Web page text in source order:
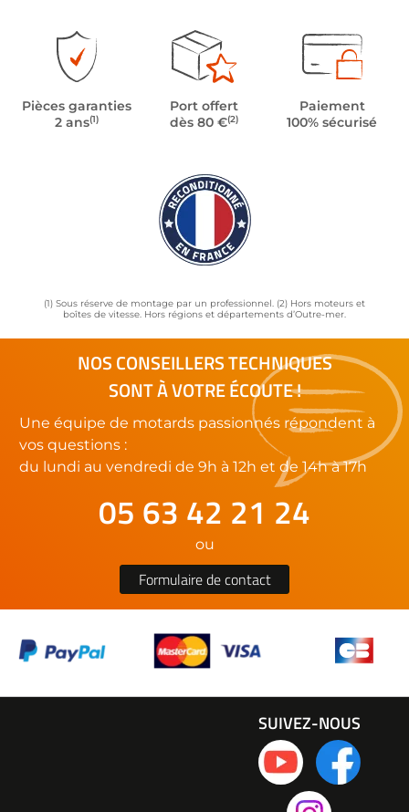
Pièces garanties
2 ans(1)
Port offert
dès 80 €(2)
Paiement
100% sécurisé
(1) Sous réserve de montage par un professionnel. (2) Hors moteurs et
boîtes de vitesse. Hors régions et départements d’Outre-mer.
NOS CONSEILLERS TECHNIQUES
SONT À VOTRE ÉCOUTE !
Une équipe de motards passionnés répondent à
vos questions :
du lundi au vendredi de 9h à 12h et de 14h à 17h
05 63 42 21 24
ou
Formulaire de contact
SUIVEZ-NOUS